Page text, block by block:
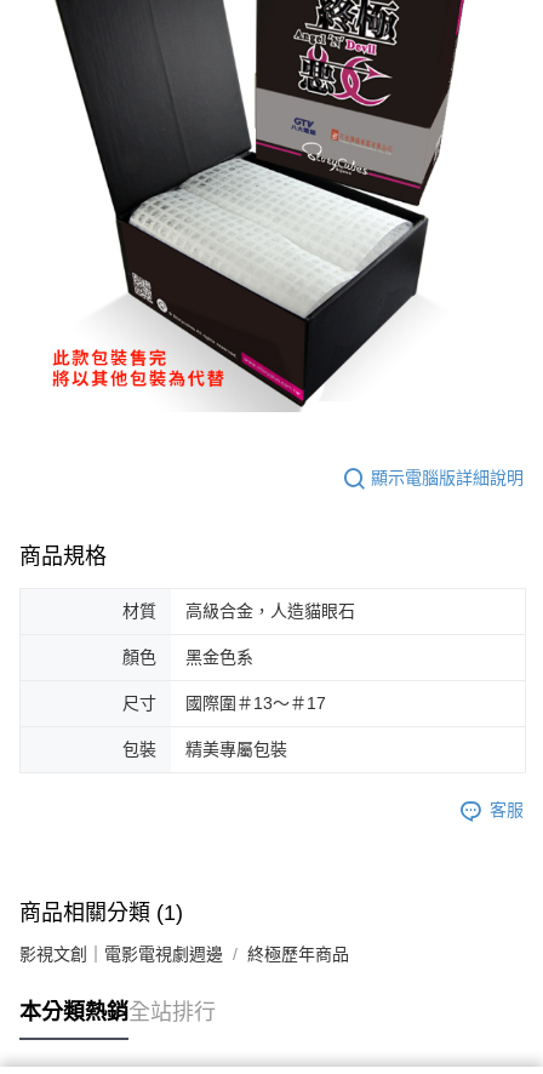
顯示電腦版詳細說明
商品規格
材質 高級合金，人造貓眼石
顏色 黑金色系
尺寸 國際圍＃13～＃17
包裝 精美專屬包裝
客服
商品相關分類 (1)
影視文創｜電影電視劇週邊 終極歷年商品
本分類熱銷全站排行